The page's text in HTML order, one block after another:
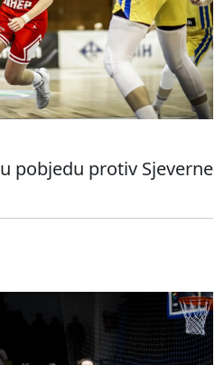
pobjedu protiv Sjeverne